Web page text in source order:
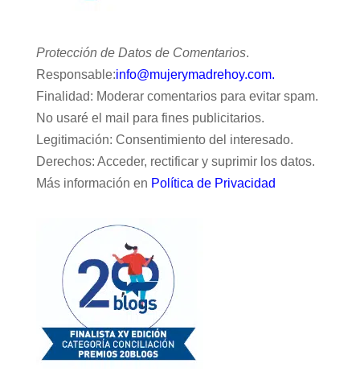
Protección de Datos de Comentarios.
Responsable:info@mujerymadrehoy.com.
Finalidad: Moderar comentarios para evitar spam.
No usaré el mail para fines publicitarios.
Legitimación: Consentimiento del interesado.
Derechos: Acceder, rectificar y suprimir los datos.
Más información en Política de Privacidad